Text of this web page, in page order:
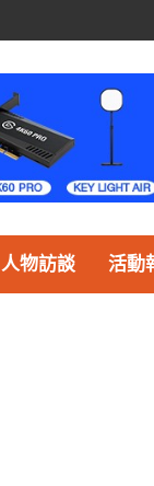
人物訪談 活動